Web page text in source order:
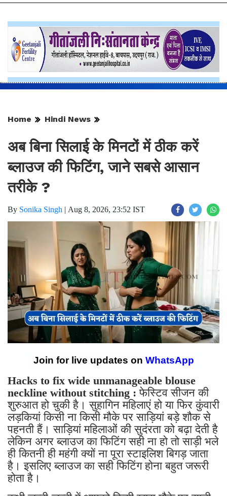
News
अब बिना सिलाई के मिनटों में ठीक करें
ब्लाउज की फिटिंग, जाने सबसे आसान
तरीके ?
BySonika Singh|Aug 8, 2026, 23:52 IST
Hacks to fix wide unmanageable blouse
neckline without stitching :फेस्टिव सीजन की
शुरुआत हो चुकी है। सुहागिन महिलाएं हो या फिर कुंवारी
लड़कियां किसी ना किसी मौके पर साड़ियां बड़े शौक से
पहनती हैं। साड़ियां महिलाओं की सुदंरता को बढ़ा देती है
लेकिन अगर ब्लाउज का फिटिंग सही ना हो तो साड़ी भले
ही कितनी ही महंगी क्यों ना पूरा स्टाइलिश बिगड़ जाता
है। इसलिए ब्लाउज का सही फिटिंग होना बहुत जरूरी
होता है।